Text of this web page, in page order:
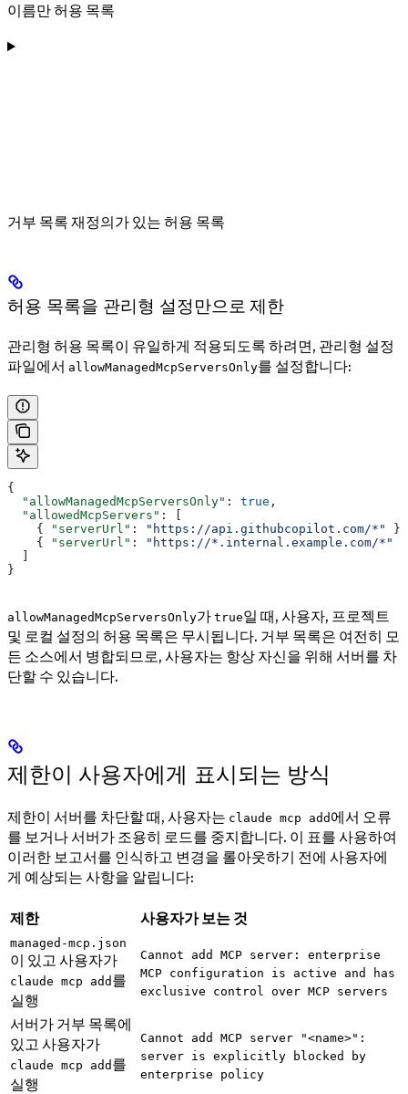
이름만 허용 목록
거부 목록 재정의가 있는 허용 목록
허용 목록을 관리형 설정만으로 제한
관리형 허용 목록이 유일하게 적용되도록 하려면, 관리형 설정
파일에서 allowManagedMcpServersOnly를 설정합니다:
{
  "allowManagedMcpServersOnly"
: true ,
  "allowedMcpServers"
: [
    {
"serverUrl" : "https://api.githubcopilot.com/*"
},
    {
"serverUrl" : "https://*.internal.example.com/*"
}
allowManagedMcpServersOnly가 true일 때, 사용자, 프로젝트
및 로컬 설정의 허용 목록은 무시됩니다. 거부 목록은 여전히 모
든 소스에서 병합되므로, 사용자는 항상 자신을 위해 서버를 차
단할 수 있습니다.
제한이 사용자에게 표시되는 방식
제한이 서버를 차단할 때, 사용자는 claude mcp add 에서 오류
를 보거나 서버가 조용히 로드를 중지합니다. 이 표를 사용하여
이러한 보고서를 인식하고 변경을 롤아웃하기 전에 사용자에
게 예상되는 사항을 알립니다:
제한 사용자가 보는 것
managed-mcp.json
이 있고 사용자가
claude mcp add 를
실행
Cannot add MCP server: enterprise
MCP configuration is active and has
exclusive control over MCP servers
서버가 거부 목록에
있고 사용자가
claude mcp add 를
실행
Cannot add MCP server "<name>":
server is explicitly blocked by
enterprise policy